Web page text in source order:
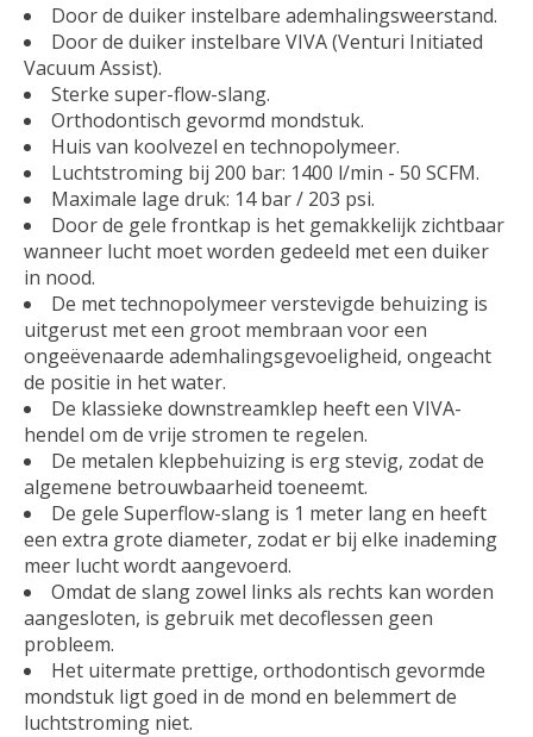
Door de duiker instelbare ademhalingsweerstand.
Door de duiker instelbare VIVA (Venturi Initiated
Vacuum Assist).
Sterke super-flow-slang.
Orthodontisch gevormd mondstuk.
Huis van koolvezel en technopolymeer.
Luchtstroming bij 200 bar: 1400 l/min - 50 SCFM.
Maximale lage druk: 14 bar / 203 psi.
Door de gele frontkap is het gemakkelijk zichtbaar
wanneer lucht moet worden gedeeld met een duiker
in nood.
De met technopolymeer verstevigde behuizing is
uitgerust met een groot membraan voor een
ongeëvenaarde ademhalingsgevoeligheid, ongeacht
de positie in het water.
De klassieke downstreamklep heeft een VIVA-
hendel om de vrije stromen te regelen.
De metalen klepbehuizing is erg stevig, zodat de
algemene betrouwbaarheid toeneemt.
De gele Superflow-slang is 1 meter lang en heeft
een extra grote diameter, zodat er bij elke inademing
meer lucht wordt aangevoerd.
Omdat de slang zowel links als rechts kan worden
aangesloten, is gebruik met decoflessen geen
probleem.
Het uitermate prettige, orthodontisch gevormde
mondstuk ligt goed in de mond en belemmert de
luchtstroming niet.